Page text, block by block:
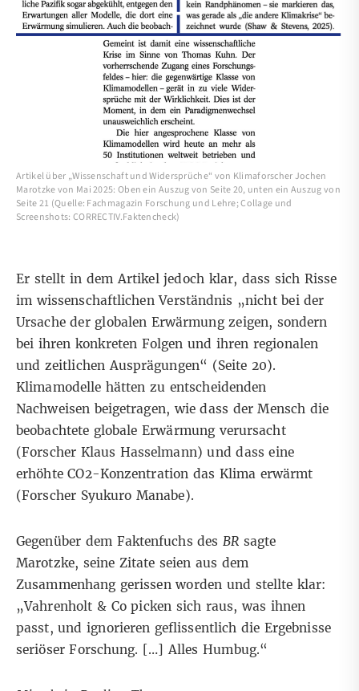
Artikel über „Wissenschaft und Widersprüche“ von Klimaforscher Jochen
Marotzke von Mai 2025: Oben ein Auszug von Seite 20, unten ein Auszug von
Seite 21 (Quelle: Fachmagazin Forschung und Lehre; Collage und
Screenshots: CORRECTIV.Faktencheck)
Er stellt in dem Artikel jedoch klar, dass sich Risse
im wissenschaftlichen Verständnis „nicht bei der
Ursache der globalen Erwärmung zeigen, sondern
bei ihren konkreten Folgen und ihren regionalen
und zeitlichen Ausprägungen“ (Seite 20).
Klimamodelle hätten zu entscheidenden
Nachweisen beigetragen, wie dass der Mensch die
beobachtete globale Erwärmung verursacht
(Forscher Klaus Hasselmann) und dass eine
erhöhte CO2-Konzentration das Klima erwärmt
(Forscher Syukuro Manabe).
Gegenüber dem Faktenfuchs desBR sagte
Marotzke, seine Zitate seien aus dem
Zusammenhang gerissen worden und stellte klar:
„Vahrenholt & Co picken sich raus, was ihnen
passt, und ignorieren geflissentlich die Ergebnisse
seriöser Forschung. […] Alles Humbug.“